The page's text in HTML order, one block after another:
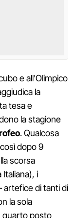
e all'Olimpico
la
tesa e
la stagione
. Qualcosa
dopo 9
scorsa
i
artefice di tanti di
la sola
quarto posto